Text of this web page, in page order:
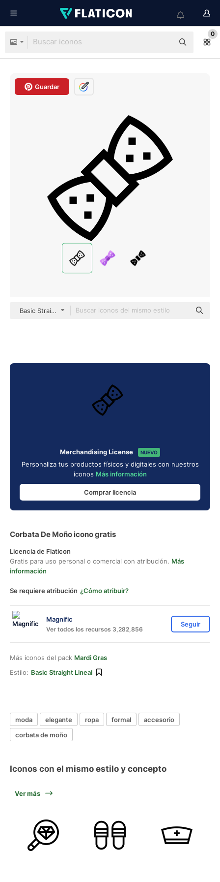
0
Guardar
Basic Straight Lineal
Merchandising License NUEVO
Personaliza tus productos físicos y digitales con nuestros
iconos Más información
Comprar licencia
Corbata De Moño icono gratis
Licencia de Flaticon
Gratis para uso personal o comercial con atribución. Más
información
Se requiere atribución ¿Cómo atribuir?
Magnific
Ver todos los recursos 3,282,856
Seguir
Más iconos del pack Mardi Gras
Estilo: Basic Straight Lineal
moda elegante ropa formal
accesorio
corbata de moño
Iconos con el mismo estilo y concepto
Ver más